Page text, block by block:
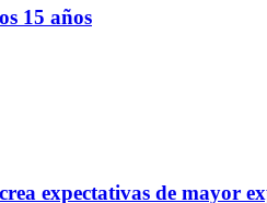
15 años
expectativas de mayor